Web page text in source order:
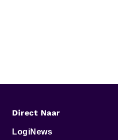
Direct Naar
LogiNews